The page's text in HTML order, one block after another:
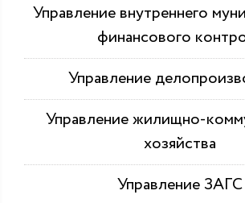
Управление внутреннего
финансового
Управление
Управление жилищно-
хозяйства
Управление ЗАГС